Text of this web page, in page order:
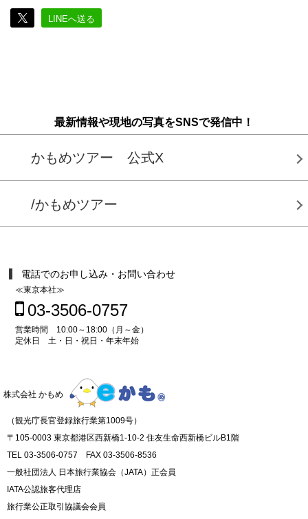
LINEへ送る
最新情報や現地の写真をSNSで発信中！
かもめツアー 公式X
/かもめツアー
電話でのお申し込み・お問い合わせ
≪東京本社≫
03-3506-0757
営業時間 10:00～18:00（月～金）
定休日 土・日・祝日・年末年始
株式会社 かもめ
（観光庁長官登録旅行業第1009号）
〒105-0003 東京都港区西新橋1-10-2 住友生命西新橋ビルB1階
TEL 03-3506-0757 FAX 03-3506-8536
一般社団法人 日本旅行業協会（JATA）正会員
IATA公認旅客代理店
旅行業公正取引協議会会員